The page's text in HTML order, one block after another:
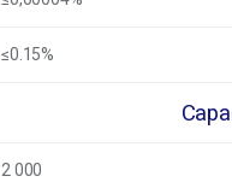
≤0.15%
2 000